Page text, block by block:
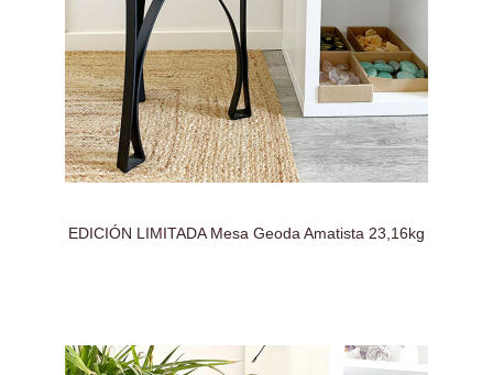
EDICIÓN LIMITADA Mesa Geoda Amatista 23,16kg